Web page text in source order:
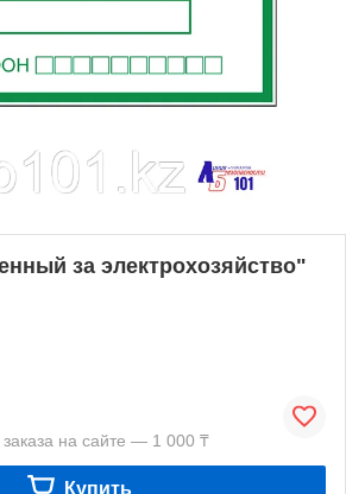
за электрохозяйство"
на сайте — 1 000 ₸
Купить